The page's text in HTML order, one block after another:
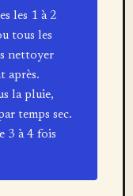
les 1 à 2
tous les
nettoyer
après.
la pluie,
temps sec.
3 à 4 fois